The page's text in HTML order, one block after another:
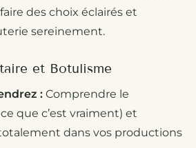
des choix éclairés et
sereinement.
et Botulisme
: Comprendre le
que c’est vraiment) et
dans vos productions